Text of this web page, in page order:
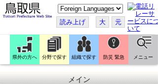
こ
の
ペ
ー
ジ
翻
訳
す
読み上げ 大 元
県外の方へ 分野で探す 組織で探す 防災 緊急 メニュー
メイン